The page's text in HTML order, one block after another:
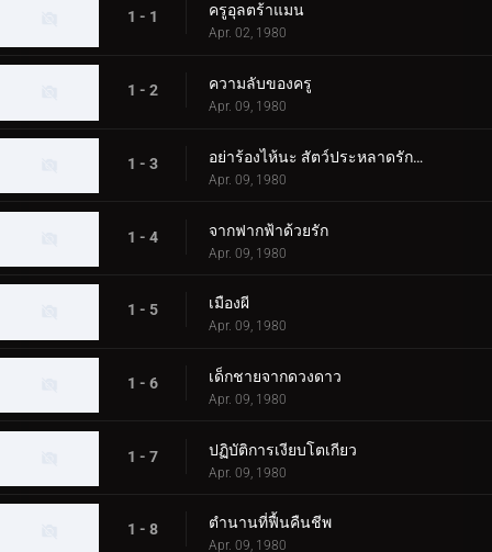
1 - 1 ครูอุลตร้าแมน
Apr. 02, 1980
1 - 2 ความลับของครู
Apr. 09, 1980
1 - 3 อย่าร้องไห้นะ สัตว์ประหลาดรักครั้งแรก
Apr. 09, 1980
1 - 4 จากฟากฟ้าด้วยรัก
Apr. 09, 1980
1 - 5 เมืองผี
Apr. 09, 1980
1 - 6 เด็กชายจากดวงดาว
Apr. 09, 1980
1 - 7 ปฏิบัติการเงียบโตเกียว
Apr. 09, 1980
1 - 8 ตำนานที่ฟื้นคืนชีพ
Apr. 09, 1980